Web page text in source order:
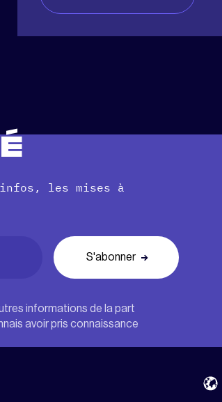
les mises à
informations de la part
avoir pris connaissance